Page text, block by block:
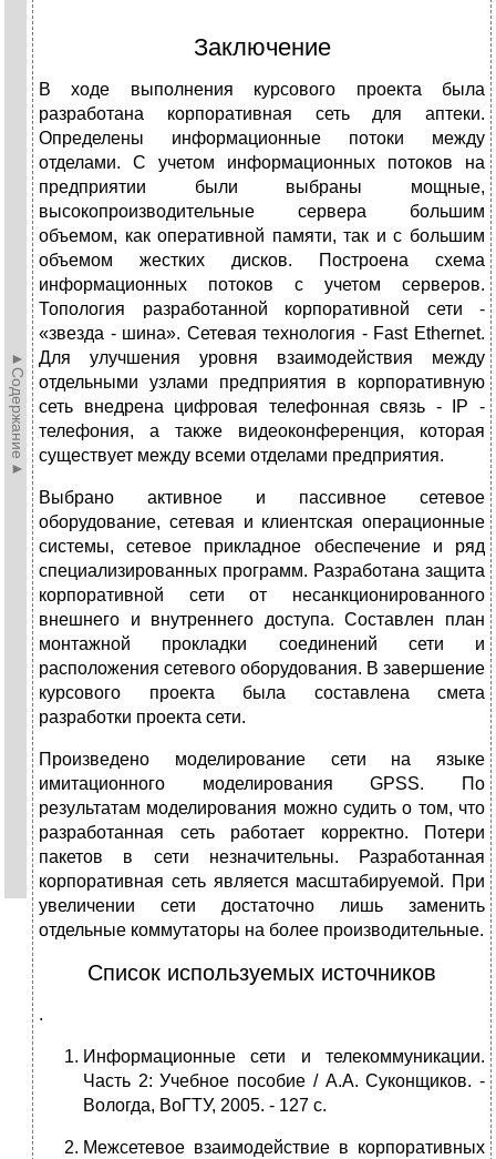
►Содержание►
Заключение
В ходе выполнения курсового проекта была
разработана корпоративная сеть для аптеки.
Определены информационные потоки между
отделами. С учетом информационных потоков на
предприятии были выбраны мощные,
высокопроизводительные сервера большим
объемом, как оперативной памяти, так и с большим
объемом жестких дисков. Построена схема
информационных потоков с учетом серверов.
Топология разработанной корпоративной сети -
«звезда - шина». Сетевая технология - Fast Ethernet.
Для улучшения уровня взаимодействия между
отдельными узлами предприятия в корпоративную
сеть внедрена цифровая телефонная связь - IP -
телефония, а также видеоконференция, которая
существует между всеми отделами предприятия.
Выбрано активное и пассивное сетевое
оборудование, сетевая и клиентская операционные
системы, сетевое прикладное обеспечение и ряд
специализированных программ. Разработана защита
корпоративной сети от несанкционированного
внешнего и внутреннего доступа. Составлен план
монтажной прокладки соединений сети и
расположения сетевого оборудования. В завершение
курсового проекта была составлена смета
разработки проекта сети.
Произведено моделирование сети на языке
имитационного моделирования GPSS. По
результатам моделирования можно судить о том, что
разработанная сеть работает корректно. Потери
пакетов в сети незначительны. Разработанная
корпоративная сеть является масштабируемой. При
увеличении сети достаточно лишь заменить
отдельные коммутаторы на более производительные.
Список используемых источников
.
Информационные сети и телекоммуникации.
Часть 2: Учебное пособие / А.А. Суконщиков. -
Вологда, ВоГТУ, 2005. - 127 с.
Межсетевое взаимодействие в корпоративных